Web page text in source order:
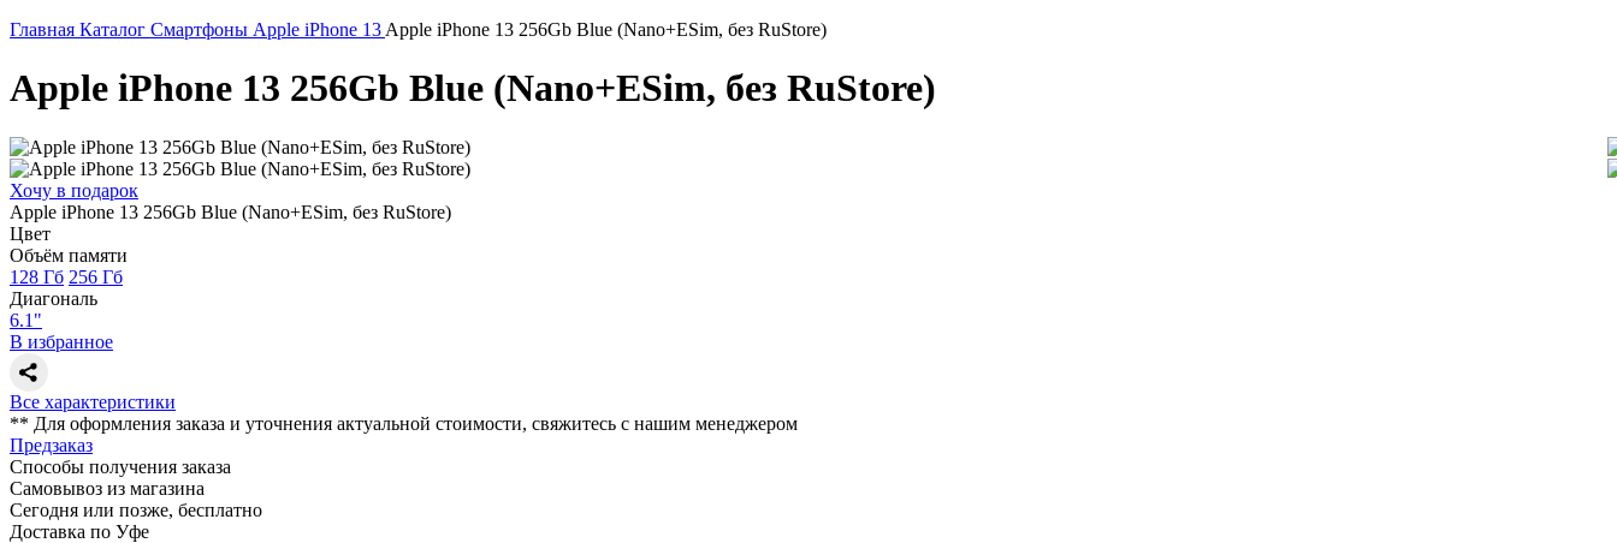
Главная Каталог Смартфоны Apple iPhone 13 Apple iPhone 13 256Gb Blue (Nano+ESim, без RuStore)
Apple iPhone 13 256Gb Blue (Nano+ESim, без RuStore)
Хочу в подарок
Apple iPhone 13 256Gb Blue (Nano+ESim, без RuStore)
Цвет
Объём памяти
128 Гб 256 Гб
Диагональ
6.1"
В избранное
Все характеристики
** Для оформления заказа и уточнения актуальной стоимости, свяжитесь с нашим менеджером
Предзаказ
Способы получения заказа
Самовывоз из магазина
Сегодня или позже, бесплатно
Доставка по Уфе